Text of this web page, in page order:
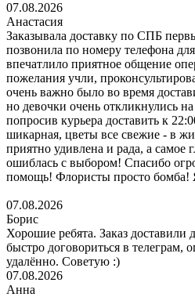
07.08.2026
Анастасия
Заказывала доставку по СПБ
позвонила по номеру телефона
впечатлило приятное общение
пожелания учли,
очень важно было во время
но девочки очень откликнулись
попросив курьера доставить к
шикарная, цветы все свежие - в
приятно удивлена и рада, а самое
ошиблась с выбором! Спасибо
помощь! Флористы просто бомба!
07.08.2026
Борис
Хорошие ребята. Заказ
быстро договориться в телеграм,
удалённо. Советую :)
07.08.2026
Анна